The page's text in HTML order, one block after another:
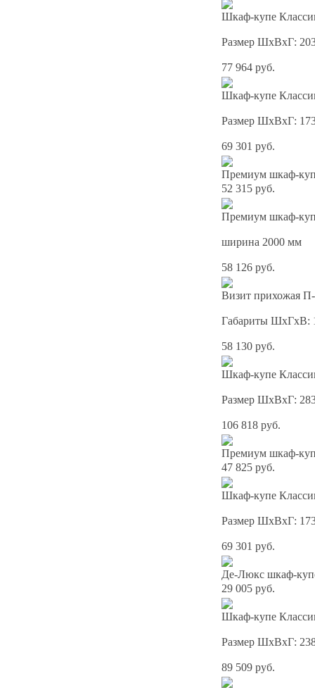
Шкаф-купе
Размер ШхВхГ:
77 964 руб.
Шкаф-купе
Размер ШхВхГ:
69 301 руб.
Премиум шкаф-
52 315 руб.
Премиум шкаф-
ширина 2000 мм
58 126 руб.
Визит прихожая
Габариты ШхГхВ:
58 130 руб.
Шкаф-купе
Размер ШхВхГ:
106 818 руб.
Премиум шкаф-
47 825 руб.
Шкаф-купе
Размер ШхВхГ:
69 301 руб.
Де-Люкс шкаф-
29 005 руб.
Шкаф-купе
Размер ШхВхГ:
89 509 руб.